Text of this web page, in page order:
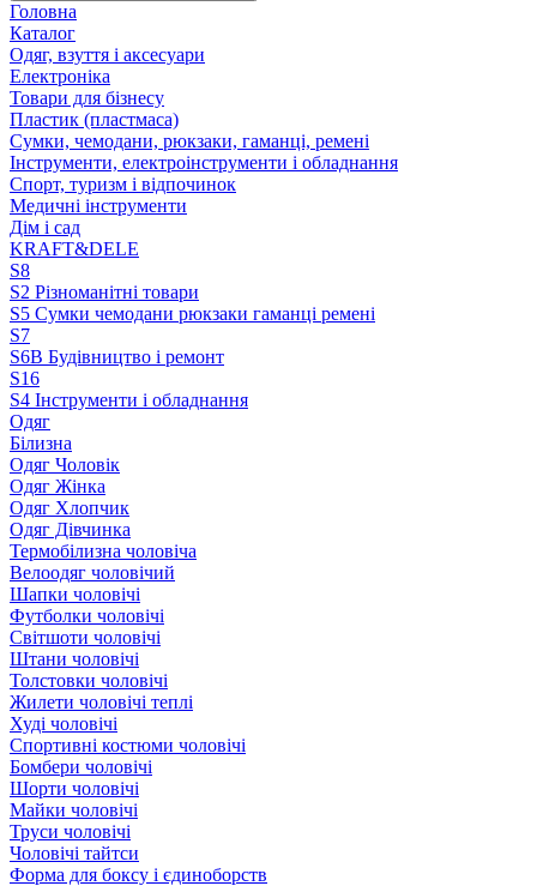
Головна
Каталог
Одяг, взуття і аксесуари
Електроніка
Товари для бізнесу
Пластик (пластмаса)
Сумки, чемодани, рюкзаки, гаманці, ремені
Інструменти, електроінструменти і обладнання
Спорт, туризм і відпочинок
Медичні інструменти
Дім і сад
KRAFT&DELE
S8
S2 Різноманітні товари
S5 Сумки чемодани рюкзаки гаманці ремені
S7
S6B Будівництво і ремонт
S16
S4 Інструменти і обладнання
Одяг
Білизна
Одяг Чоловік
Одяг Жінка
Одяг Хлопчик
Одяг Дівчинка
Термобілизна чоловіча
Велоодяг чоловічий
Шапки чоловічі
Футболки чоловічі
Світшоти чоловічі
Штани чоловічі
Толстовки чоловічі
Жилети чоловічі теплі
Худі чоловічі
Спортивні костюми чоловічі
Бомбери чоловічі
Шорти чоловічі
Майки чоловічі
Труси чоловічі
Чоловічі тайтси
Форма для боксу і єдиноборств